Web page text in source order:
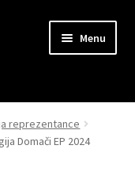
Menu
reprezentance
Domači EP 2024